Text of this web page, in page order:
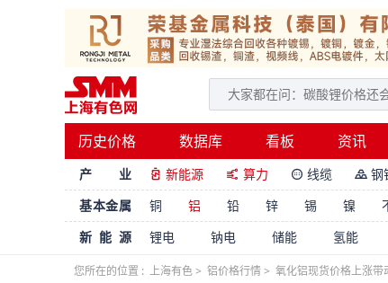
历史价格 数据库 看板 资讯
产 业  新能源  算力  线缆  钢
基本金属
铜 铝 铅 锌 锡 镍
新能源
锂电 钠电 储能 氢能
您所在的位置 : 上海有色> 铝价格行情> 氧化铝现货价格上涨带